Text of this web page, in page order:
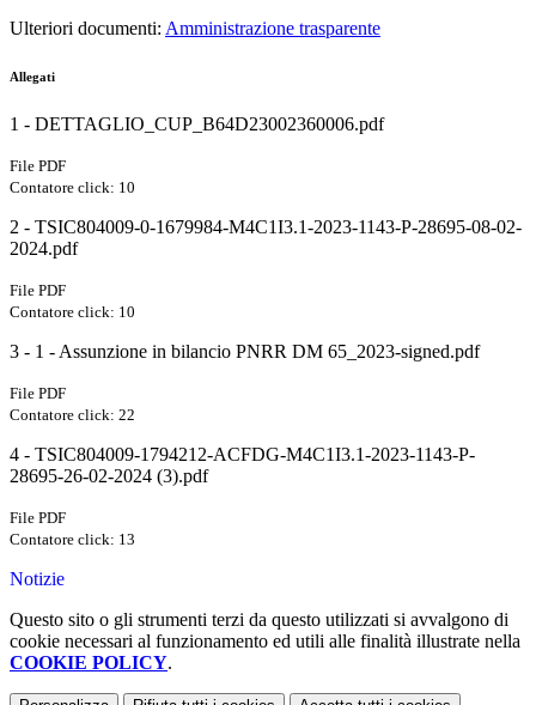
Ulteriori documenti: Amministrazione trasparente
Allegati
1 - DETTAGLIO_CUP_B64D23002360006.pdf
File PDF
Contatore click: 10
2 - TSIC804009-0-1679984-M4C1I3.1-2023-1143-P-28695-08-02-
2024.pdf
File PDF
Contatore click: 10
3 - 1 - Assunzione in bilancio PNRR DM 65_2023-signed.pdf
File PDF
Contatore click: 22
4 - TSIC804009-1794212-ACFDG-M4C1I3.1-2023-1143-P-
28695-26-02-2024 (3).pdf
File PDF
Contatore click: 13
Notizie
Questo sito o gli strumenti terzi da questo utilizzati si avvalgono di
cookie necessari al funzionamento ed utili alle finalità illustrate nella
COOKIE POLICY.